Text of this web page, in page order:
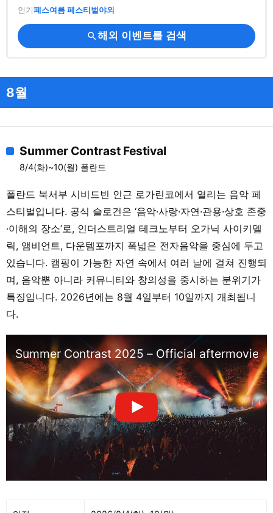
인기페스여름 페스티벌야외
search 해외 이벤트를 검색
8월
Summer Contrast Festival
8/4(화)~10(월) 폴란드
폴란드 북서부 시비드빈 인근 로가린코에서 열리는 음악 페
스티벌입니다. 공식 슬로건은 ‘음악·사랑·자연·관용·상호 존중
·이해의 장소’로, 인더스트리얼 테크노부터 오가닉 사이키델
릭, 앰비언트, 다운템포까지 폭넓은 전자음악을 중심에 두고
있습니다. 캠핑이 가능한 자연 속에서 여러 날에 걸쳐 진행되
며, 음악뿐 아니라 커뮤니티와 창의성을 중시하는 분위기가
특징입니다. 2026년에는 8월 4일부터 10일까지 개최됩니
다.
Summer Contrast 2025 – Official aftermovie